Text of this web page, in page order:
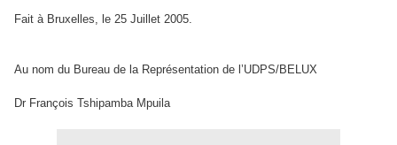
Fait à Bruxelles, le 25 Juillet 2005.
Au nom du Bureau de la Représentation de l’UDPS/BELUX
Dr François Tshipamba Mpuila